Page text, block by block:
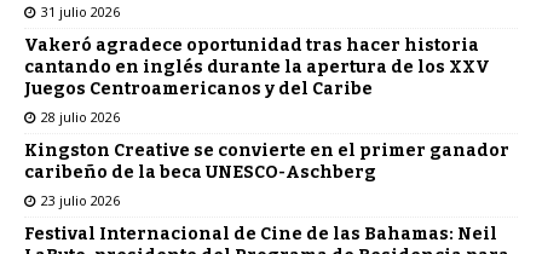
31 julio 2026
Vakeró agradece oportunidad tras hacer historia
cantando en inglés durante la apertura de los XXV
Juegos Centroamericanos y del Caribe
28 julio 2026
Kingston Creative se convierte en el primer ganador
caribeño de la beca UNESCO-Aschberg
23 julio 2026
Festival Internacional de Cine de las Bahamas: Neil